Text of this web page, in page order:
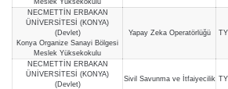
NECMETTİN ERBAKAN
ÜNİVERSİTESİ (KONYA)
(Devlet)
Konya Organize Sanayi Bölgesi
Meslek Yüksekokulu
Yapay Zeka Operatörlüğü
NECMETTİN ERBAKAN
ÜNİVERSİTESİ (KONYA)
(Devlet)
Sivil Savunma ve İtfaiyecilik